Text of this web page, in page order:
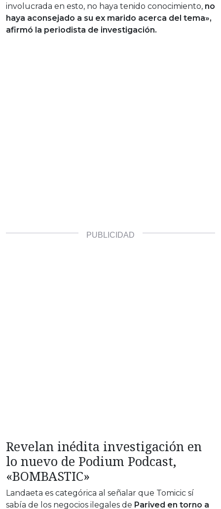
involucrada en esto, no haya tenido conocimiento, no
haya aconsejado a su ex marido acerca del tema»,
afirmó la periodista de investigación.
Revelan inédita investigación en
lo nuevo de Podium Podcast,
«BOMBASTIC»
Landaeta es categórica al señalar que Tomicic sí
sabía de los negocios ilegales de Parived en torno a